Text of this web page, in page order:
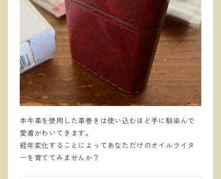
本牛革を使用した革巻きは使い込むほど手に馴染んで
愛着がわいてきます。
経年変化することによってあなただけのオイルライタ
ーを育ててみませんか？